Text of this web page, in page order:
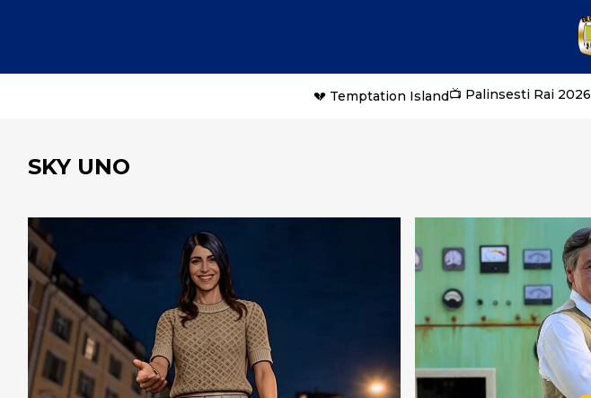
💔 Temptation Island📺 Palinsesti Rai 2026
SKY UNO